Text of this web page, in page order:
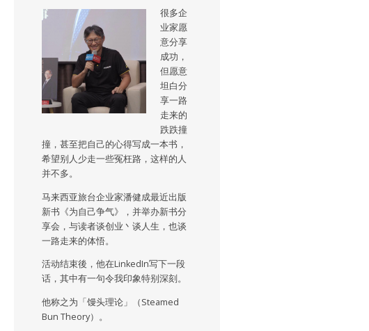
很多企
业家愿
意分享
成功，
但愿意
坦白分
享一路
走来的
跌跌撞
撞，甚至把自己的心得写成一本书，
希望别人少走一些冤枉路，这样的人
并不多。
马来西亚旅台企业家潘健成最近出版
新书《为自己争气》，并举办新书分
享会，与读者谈创业丶谈人生，也谈
一路走来的体悟。
活动结束後，他在LinkedIn写下一段
话，其中有一句令我印象特别深刻。
他称之为「馒头理论」（Steamed
Bun Theory）。